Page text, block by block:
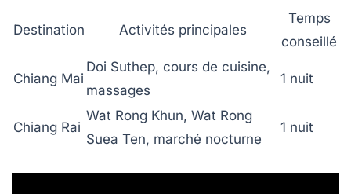
Destination Activités principales
Temps
conseillé
Chiang Mai
Doi Suthep, cours de cuisine,
massages
1 nuit
Chiang Rai
Wat Rong Khun, Wat Rong
Suea Ten, marché nocturne
1 nuit